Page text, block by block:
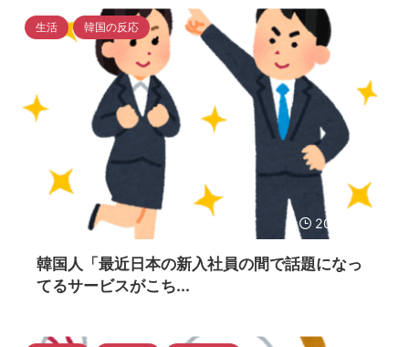
2024/4/15
生活 韓国の反応
韓国人「最近日本の新入社員の間で話題になっ
てるサービスがこち...